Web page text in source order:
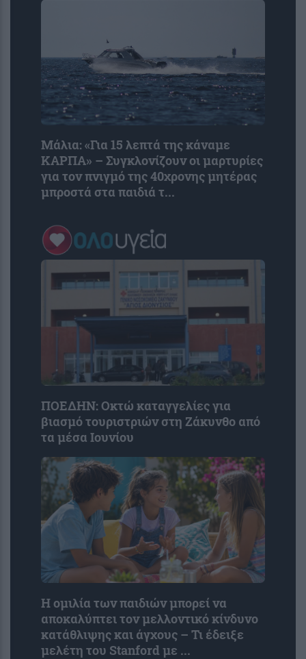
Μάλια: «Για 15 λεπτά της κάναμε
ΚΑΡΠΑ» – Συγκλονίζουν οι μαρτυρίες
για τον πνιγμό της 40χρονης μητέρας
μπροστά στα παιδιά τ...
ΠΟΕΔΗΝ: Οκτώ καταγγελίες για
βιασμό τουριστριών στη Ζάκυνθο από
τα μέσα Ιουνίου
Η ομιλία των παιδιών μπορεί να
αποκαλύπτει τον μελλοντικό κίνδυνο
κατάθλιψης και άγχους – Τι έδειξε
μελέτη του Stanford με ...